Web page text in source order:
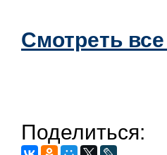
Смотреть
Поделиться: